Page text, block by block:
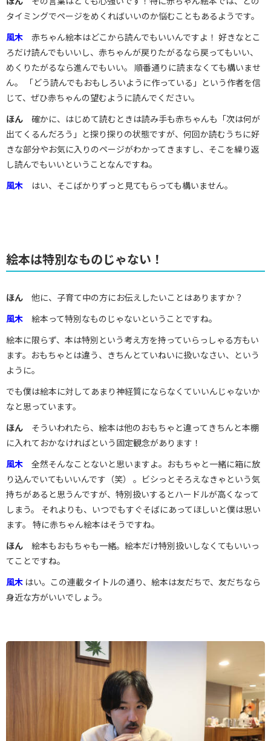
タイミングでページをめくればいいのか悩むこともあるようです。
風木 赤ちゃん絵本はどこから読んでもいいんですよ！ 好きなとこ
ろだけ読んでもいいし、赤ちゃんが戻りたがるなら戻ってもいい、
めくりたがるなら進んでもいい。 順番通りに読まなくても構いませ
ん。 「どう読んでもおもしろいように作っている」という作者を信
じて、ぜひ赤ちゃんの望むように読んでください。
ほん 確かに、はじめて読むときは読み手も赤ちゃんも「次は何が
出てくるんだろう」と探り探りの状態ですが、何回か読むうちに好
きな部分やお気に入りのページがわかってきますし、そこを繰り返
し読んでもいいということなんですね。
風木 はい、そこばかりずっと見てもらっても構いません。
絵本は特別なものじゃない！
ほん 他に、子育て中の方にお伝えしたいことはありますか？
風木 絵本って特別なものじゃないということですね。
絵本に限らず、本は特別という考え方を持っていらっしゃる方もい
ます。おもちゃとは違う、きちんとていねいに扱いなさい、という
ように。
でも僕は絵本に対してあまり神経質にならなくていいんじゃないか
なと思っています。
ほん そういわれたら、絵本は他のおもちゃと違ってきちんと本棚
に入れておかなければという固定観念があります！
風木 全然そんなことないと思いますよ。おもちゃと一緒に箱に放
り込んでいてもいいんです（笑） 。ビシっとそろえなきゃという気
持ちがあると思うんですが、特別扱いするとハードルが高くなって
しまう。 それよりも、いつでもすぐそばにあってほしいと僕は思い
ます。 特に赤ちゃん絵本はそうですね。
ほん 絵本もおもちゃも一緒。絵本だけ特別扱いしなくてもいいっ
てことですね。
風木 はい。この連載タイトルの通り、絵本は友だちで、友だちなら
身近な方がいいでしょう。